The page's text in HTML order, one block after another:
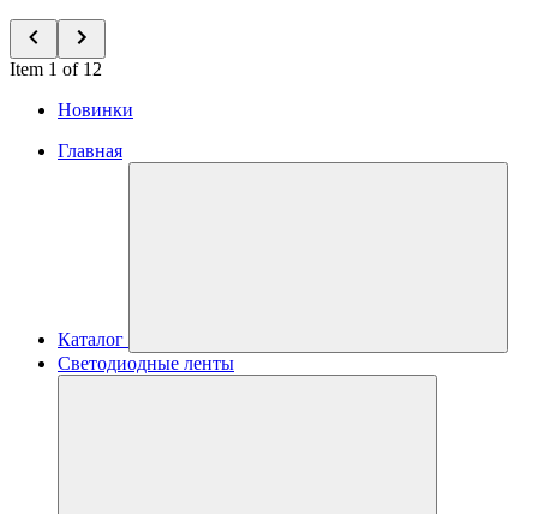
Item 1 of 12
Новинки
Главная
Каталог
Светодиодные ленты